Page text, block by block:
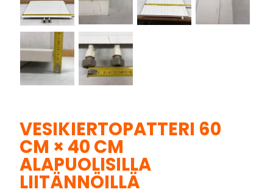
VESIKIERTOPATTERI 60
CM × 40 CM
ALAPUOLISILLA
LIITÄNNÖILLÄ